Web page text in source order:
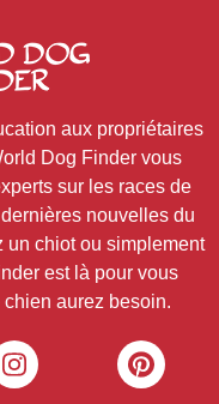
aux propriétaires
Dog Finder vous
sur les races de
nouvelles du
un chiot ou simplement
est là pour vous
aurez besoin.